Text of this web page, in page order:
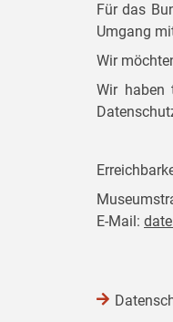
Für das
Umgang
Wir
Wir haben
E-Mail: